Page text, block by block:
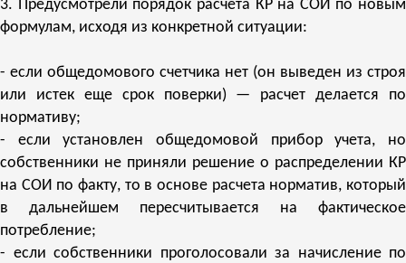
3. Предусмотрели порядок расчета КР на СОИ по новым
формулам, исходя из конкретной ситуации:
- если общедомового счетчика нет (он выведен из строя
или истек еще срок поверки) — расчет делается по
нормативу;
- если установлен общедомовой прибор учета, но
собственники не приняли решение о распределении КР
на СОИ по факту, то в основе расчета норматив, который
в дальнейшем пересчитывается на фактическое
потребление;
- если собственники проголосовали за начисление по